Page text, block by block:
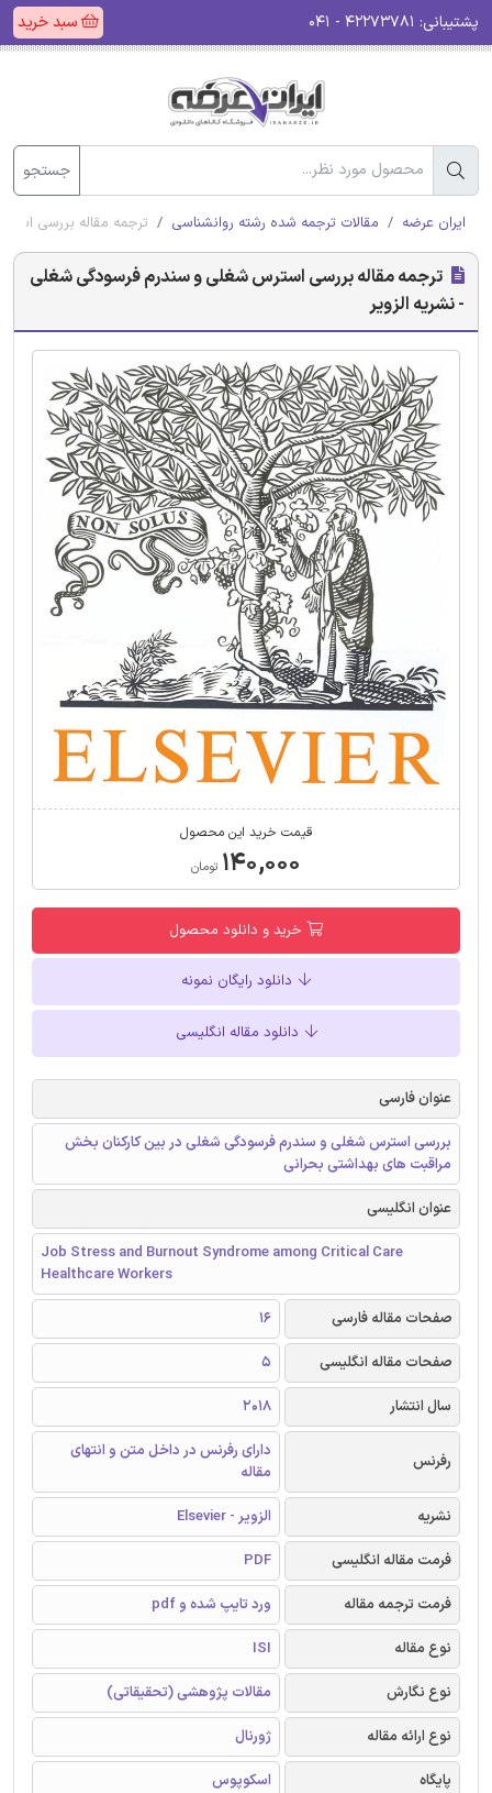
پشتیبانی: سبد خرید
جستجو
ایران عرضه مقالات ترجمه شده رشته روانشناسی ترجمه مقاله بررسی
ترجمه مقاله بررسی استرس شغلی و سندرم فرسودگی شغلی
- نشریه الزویر
قیمت خرید این محصول
۱۴۰,۰۰۰ تومان
خرید و دانلود محصول
دانلود رایگان نمونه
دانلود مقاله انگلیسی
عنوان فارسی
بررسی استرس شغلی و سندرم فرسودگی شغلی در بین کارکنان بخش
مراقبت های بهداشتی بحرانی
عنوان انگلیسی
Job Stress and Burnout Syndrome among Critical Care
Healthcare Workers
صفحات مقاله فارسی
16
صفحات مقاله انگلیسی
5
سال انتشار
2018
رفرنس
دارای رفرنس در داخل متن و انتهای
مقاله
نشریه
الزویر - Elsevier
فرمت مقاله انگلیسی
PDF
فرمت ترجمه مقاله
ورد تایپ شده و pdf
نوع مقاله
ISI
نوع نگارش
مقالات پژوهشی (تحقیقاتی)
نوع ارائه مقاله
ژورنال
پایگاه
اسکوپوس